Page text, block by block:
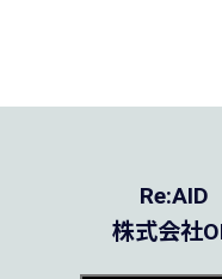
Re:AID
株式会社